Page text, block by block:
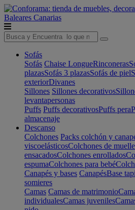
Baleares Canarias
Sofás
Sofás Chaise LongueRinconeras
plazasSofás 3 plazasSofás de piel
exteriorDivanes
Sillones Sillones decorativos
levantapersonas
Puffs Puffs decorativosPuffs pera
almacenaje
Descanso
Colchones Packs colchón y
viscoelásticosColchones de
ensacadosColchones enrollados
espumaColchones para bebé
Canapés y bases CanapésBase
somieres
Camas Camas de matrimonio
individualesCamas juveniles